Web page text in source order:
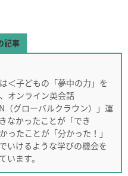
記事
＜子どもの「夢中の力」を
オンライン英会話
（グローバルクラウン）」運
なかったことが「でき
ったことが「分かった！」
いけるような学びの機会を
います。